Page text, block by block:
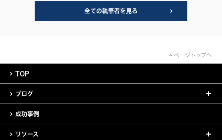
全ての執筆者を見る
ページトップへ
TOP
ブログ
成功事例
リソース